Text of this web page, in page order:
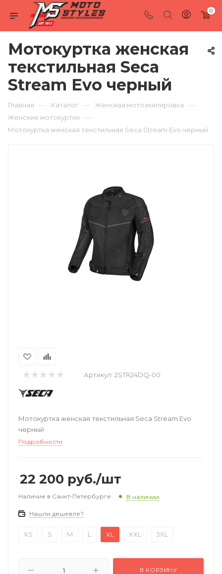
0
Мотокуртка женская
текстильная Seca
Stream Evo черный
Главная — Каталог — Женская мотоэкипировка —
Женские мотокуртки —
Мотокуртка женская текстильная Seca Stream Evo черный
Артикул: 2STR24DQ-00
Мотокуртка женская текстильная Seca Stream Evo
черный
Подробности
22 200 руб./шт
Наличие в Санкт-Петербурге В наличии
Нашли дешевле?
XS S M L XL XXL 3XL
В КОРЗИНУ